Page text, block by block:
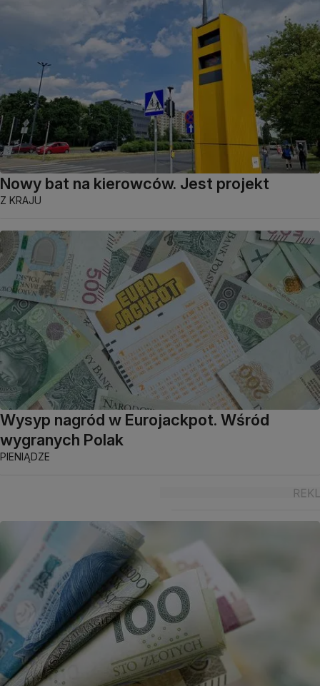
Nowy bat na kierowców. Jest projekt
Z KRAJU
Wysyp nagród w Eurojackpot. Wśród
wygranych Polak
PIENIĄDZE